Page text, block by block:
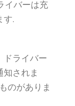
イバーは充
す.
ドライバー
されま
のがありま